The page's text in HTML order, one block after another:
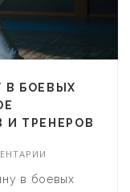
В БОЕВЫХ
И ТРЕНЕРОВ
в боевых